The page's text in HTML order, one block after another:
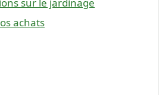
achats